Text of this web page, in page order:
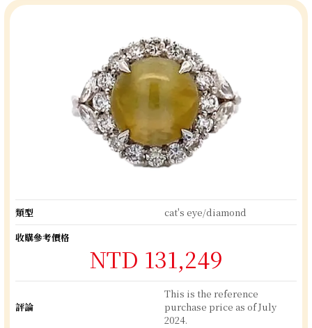
類型
cat's eye/diamond
收購參考價格
NTD 131,249
評論
This is the reference
purchase price as of July
2024.